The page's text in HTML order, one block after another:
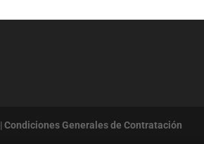
|Condiciones Generales de Contratación